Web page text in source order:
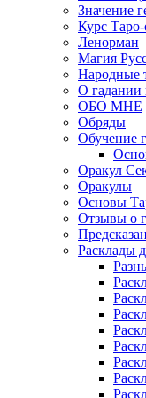
Значение
Курс
Ленорман
Магия
Народные
О гадании
ОБО МНЕ
Обряды
Обучение
Оракул
Оракулы
Основы
Отзывы о
Расклады